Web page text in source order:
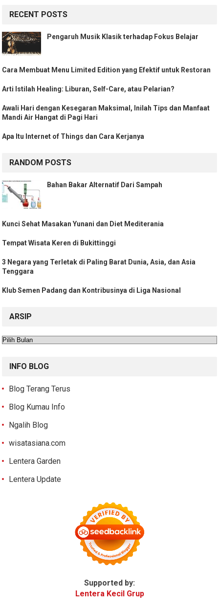
RECENT POSTS
Pengaruh Musik Klasik terhadap Fokus Belajar
Cara Membuat Menu Limited Edition yang Efektif untuk Restoran
Arti Istilah Healing: Liburan, Self-Care, atau Pelarian?
Awali Hari dengan Kesegaran Maksimal, Inilah Tips dan Manfaat
Mandi Air Hangat di Pagi Hari
Apa Itu Internet of Things dan Cara Kerjanya
RANDOM POSTS
Bahan Bakar Alternatif Dari Sampah
Kunci Sehat Masakan Yunani dan Diet Mediterania
Tempat Wisata Keren di Bukittinggi
3 Negara yang Terletak di Paling Barat Dunia, Asia, dan Asia
Tenggara
Klub Semen Padang dan Kontribusinya di Liga Nasional
ARSIP
Arsip
INFO BLOG
Blog Terang Terus
Blog Kumau Info
Ngalih Blog
wisatasiana.com
Lentera Garden
Lentera Update
Supported by:
Lentera Kecil Grup